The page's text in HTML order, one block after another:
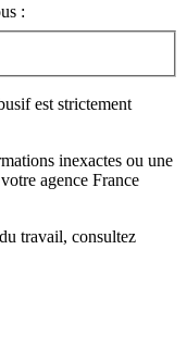
:
est strictement
inexactes ou une
agence France
travail, consultez